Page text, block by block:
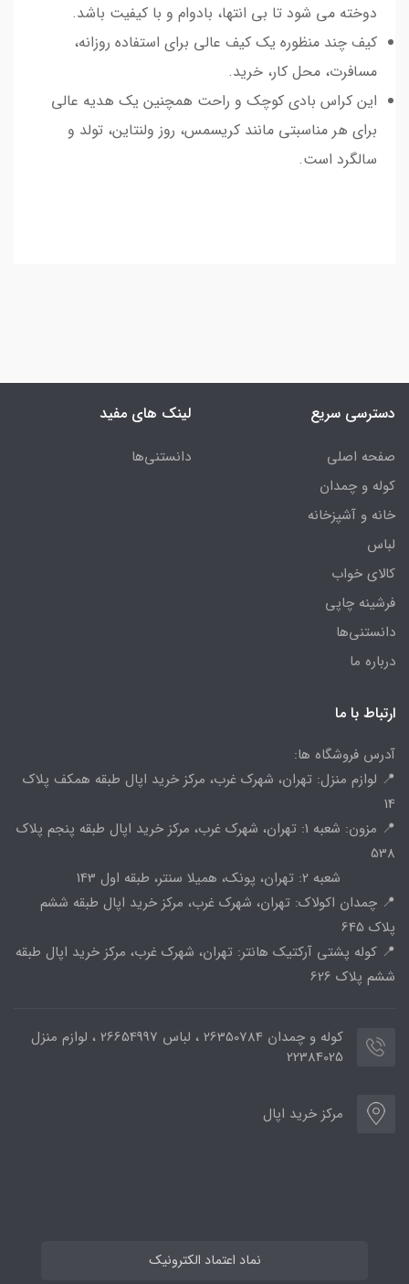
دوخته می شود تا بی انتها، بادوام و با کیفیت باشد.
کیف چند منظوره یک کیف عالی برای استفاده روزانه،
مسافرت، محل کار، خرید.
این کراس بادی کوچک و راحت همچنین یک هدیه عالی
برای هر مناسبتی مانند کریسمس، روز ولنتاین، تولد و
سالگرد است.
دسترسی سریع
صفحه اصلی
کوله و چمدان
خانه و آشپزخانه
لباس
کالای خواب
فرشینه چاپی
دانستنی‌ها
درباره ما
لینک های مفید
دانستنی‌ها
ارتباط با ما
آدرس فروشگاه ها:
📍 لوازم منزل: تهران، شهرک غرب، مرکز خرید اپال طبقه همکف پلاک
14
📍 مزون: شعبه 1: تهران، شهرک غرب، مرکز خرید اپال طبقه پنجم پلاک
538
شعبه 2: تهران، پونک، همیلا سنتر، طبقه اول 143
📍 چمدان اکولاک: تهران، شهرک غرب، مرکز خرید اپال طبقه ششم
پلاک 645
📍 کوله پشتی آرکتیک هانتر: تهران، شهرک غرب، مرکز خرید اپال طبقه
ششم پلاک 626
کوله و چمدان 26350784 ، لباس 26654997 ، لوازم منزل
22384025
مرکز خرید اپال
نماد اعتماد الکترونیک